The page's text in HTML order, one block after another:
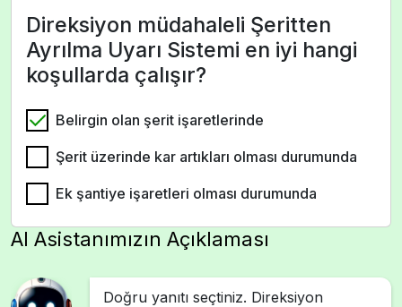
Direksiyon müdahaleli Şeritten
Ayrılma Uyarı Sistemi en iyi hangi
koşullarda çalışır?
Belirgin olan şerit işaretlerinde
Şerit üzerinde kar artıkları olması durumunda
Ek şantiye işaretleri olması durumunda
AI Asistanımızın Açıklaması
Doğru yanıtı seçtiniz. Direksiyon